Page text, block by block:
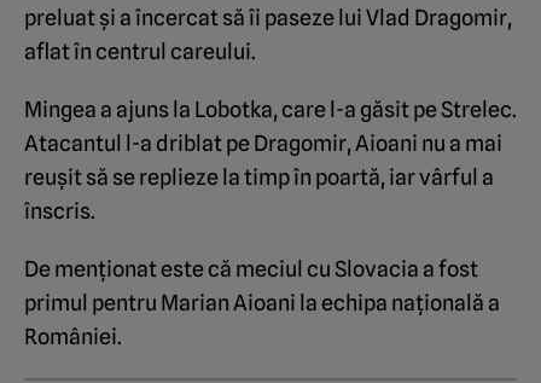
preluat și a încercat să îi paseze lui Vlad Dragomir,
aflat în centrul careului.
Mingea a ajuns la Lobotka, care l-a găsit pe Strelec.
Atacantul l-a driblat pe Dragomir, Aioani nu a mai
reușit să se replieze la timp în poartă, iar vârful a
înscris.
De menționat este că meciul cu Slovacia a fost
primul pentru Marian Aioani la echipa națională a
României.